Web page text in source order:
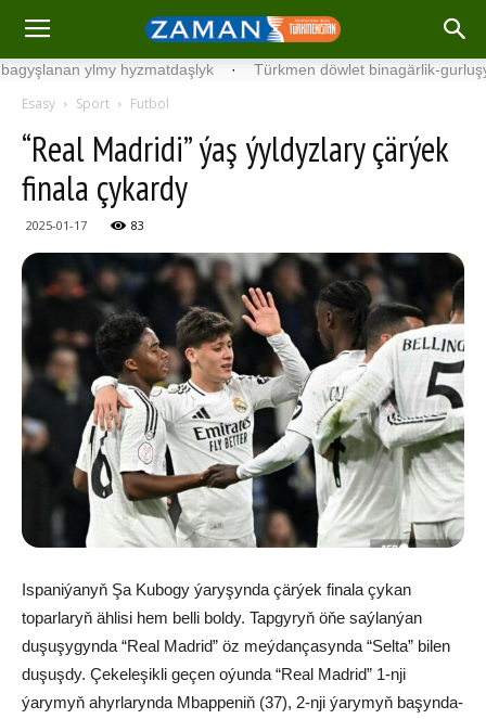
ylmy hyzmatdaşlyk · Türkmen döwlet binagärlik-gurluşyk
Esasy Sport Futbol
“Real Madridi” ýaş ýyldyzlary çärýek
finala çykardy
2025-01-17 83
Ispaniýanyň Şa Kubogy ýaryşynda çärýek finala çykan
toparlaryň ählisi hem belli boldy. Tapgyryň öňe saýlanýan
duşuşygynda “Real Madrid” öz meýdançasynda “Selta” bilen
duşuşdy. Çekeleşikli geçen oýunda “Real Madrid” 1-nji
ýarymyň ahyrlarynda Mbappeniň (37), 2-nji ýarymyň başynda-